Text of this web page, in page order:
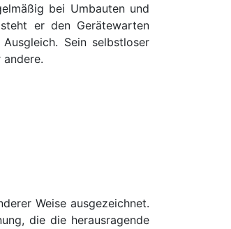
bei Umbauten und
er den Gerätewarten
Sein selbstloser
Weise ausgezeichnet.
die die herausragende